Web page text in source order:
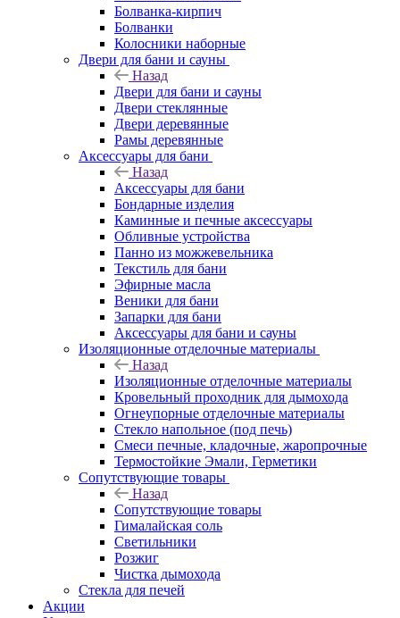
Болванка-кирпич
Болванки
Колосники наборные
Двери для бани и сауны
Назад
Двери для бани и сауны
Двери стеклянные
Двери деревянные
Рамы деревянные
Аксессуары для бани
Назад
Аксессуары для бани
Бондарные изделия
Каминные и печные аксессуары
Обливные устройства
Панно из можжевельника
Текстиль для бани
Эфирные масла
Веники для бани
Запарки для бани
Аксессуары для бани и сауны
Изоляционные отделочные материалы
Назад
Изоляционные отделочные материалы
Кровельный проходник для дымохода
Огнеупорные отделочные материалы
Стекло напольное (под печь)
Смеси печные, кладочные, жаропрочные
Термостойкие Эмали, Герметики
Сопутствующие товары
Назад
Сопутствующие товары
Гималайская соль
Светильники
Розжиг
Чистка дымохода
Стекла для печей
Акции